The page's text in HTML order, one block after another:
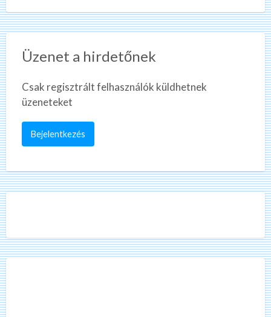
Üzenet a hirdetőnek
Csak regisztrált felhasználók küldhetnek
üzeneteket
Bejelentkezés